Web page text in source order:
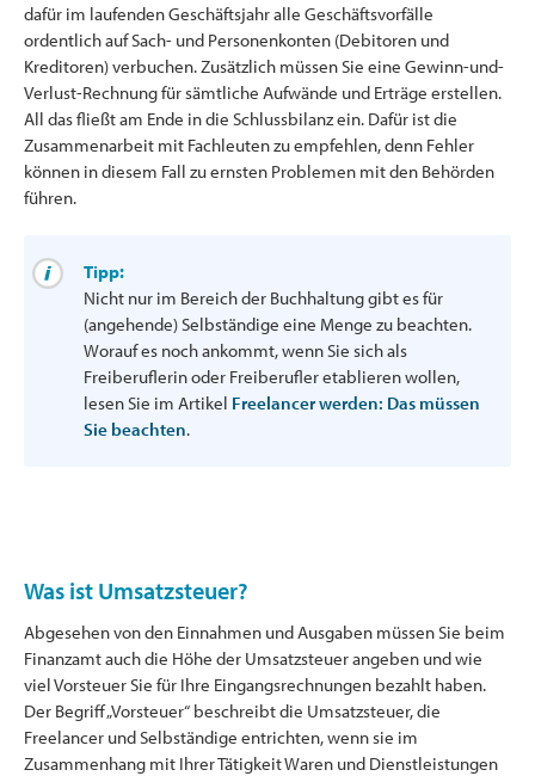
dafür im laufenden Geschäftsjahr alle Geschäftsvorfälle
ordentlich auf Sach- und Personenkonten (Debitoren und
Kreditoren) verbuchen. Zusätzlich müssen Sie eine Gewinn-und-
Verlust-Rechnung für sämtliche Aufwände und Erträge erstellen.
All das fließt am Ende in die Schlussbilanz ein. Dafür ist die
Zusammenarbeit mit Fachleuten zu empfehlen, denn Fehler
können in diesem Fall zu ernsten Problemen mit den Behörden
führen.
Tipp:
Nicht nur im Bereich der Buchhaltung gibt es für
(angehende) Selbständige eine Menge zu beachten.
Worauf es noch ankommt, wenn Sie sich als
Freiberuflerin oder Freiberufler etablieren wollen,
lesen Sie im Artikel Freelancer werden: Das müssen
Sie beachten.
Was ist Umsatzsteuer?
Abgesehen von den Einnahmen und Ausgaben müssen Sie beim
Finanzamt auch die Höhe der Umsatzsteuer angeben und wie
viel Vorsteuer Sie für Ihre Eingangsrechnungen bezahlt haben.
Der Begriff „Vorsteuer“ beschreibt die Umsatzsteuer, die
Freelancer und Selbständige entrichten, wenn sie im
Zusammenhang mit Ihrer Tätigkeit Waren und Dienstleistungen